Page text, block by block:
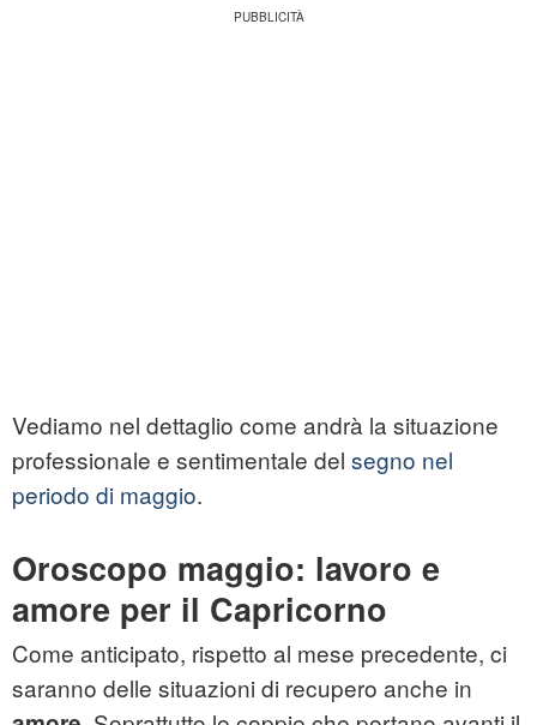
Vediamo nel dettaglio come andrà la situazione
professionale e sentimentale del segno nel
periodo di maggio.
Oroscopo maggio: lavoro e
amore per il Capricorno
Come anticipato, rispetto al mese precedente, ci
saranno delle situazioni di recupero anche in